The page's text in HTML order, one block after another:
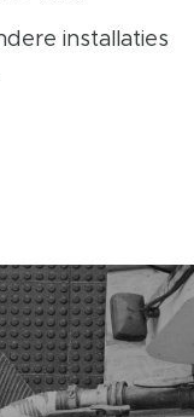
installaties